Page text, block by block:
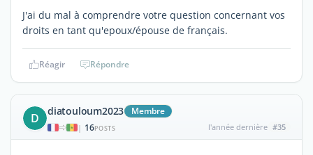
J'ai du mal à comprendre votre question concernant vos
droits en tant qu'epoux/épouse de français.
Réagir Répondre
D diatouloum2023 Membre
| 16POSTS l'année dernière #35